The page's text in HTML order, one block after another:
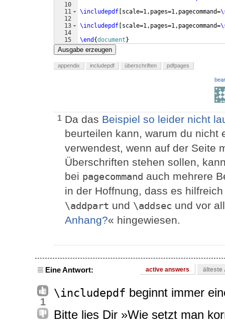
10
11
12
13
14
15
\includepdf scale=1,pages=1,pagecommand=
\includepdf scale=1,pages=1,pagecommand=
\end {document }
Ausgabe erzeugen
appendix includepdf überschriften pdfpages
1 Da das Beispiel so leider nicht
beurteilen kann, warum du nicht
verwendest, wenn auf der Seite
Überschriften stehen sollen,
bei pagecommand auch mehrere
in der Hoffnung, dass es
\addpart und \addsec und vor
Anhang?« hingewiesen.
Eine Antwort: active answers älteste
1
\includepdf beginnt immer
Bitte lies Dir »Wie setzt man